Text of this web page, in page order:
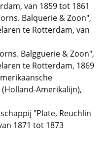
van 1859 tot 1861
Balquerie & Zoon",
te Rotterdam, van
Balgguerie & Zoon",
te Rotterdam, 1869
Amerikalijn),
"Plate, Reuchlin
1871 tot 1873